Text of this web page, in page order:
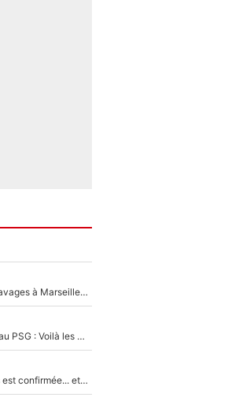
La crise financière continue de faire des ravages à Marseille : L’OM a placé 12 joueurs sur le marché des transferts… et ça pourrait lui rapporter près de 100M€ !
Maghnes Akliouche raconte sa signature au PSG : Voilà les coulisses de son transfert de rêve à 50M€
La signature du grand rival de Paul Seixas est confirmée... et c'est une excellente nouvelle pour l'équipe Decathlon-CMA CGM !